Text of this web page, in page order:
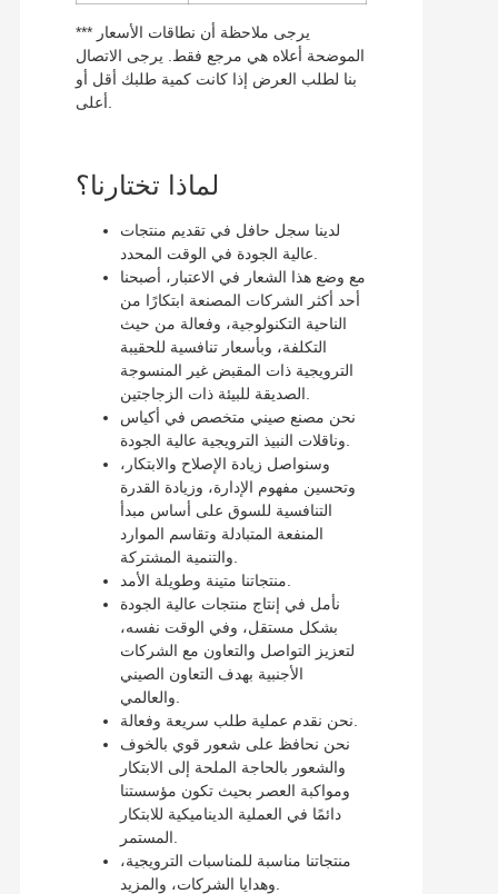
*** يرجى ملاحظة أن نطاقات الأسعار
الموضحة أعلاه هي مرجع فقط. يرجى الاتصال
بنا لطلب العرض إذا كانت كمية طلبك أقل أو
لماذا تختارنا؟
لدينا سجل حافل في تقديم منتجات
مع وضع هذا الشعار في الاعتبار، أصبحنا
أحد أكثر الشركات المصنعة ابتكارًا من
الناحية التكنولوجية، وفعالة من حيث
التكلفة، وبأسعار تنافسية للحقيبة
الترويجية ذات المقبض غير المنسوجة
نحن مصنع صيني متخصص في أكياس
وسنواصل زيادة الإصلاح والابتكار،
وتحسين مفهوم الإدارة، وزيادة القدرة
التنافسية للسوق على أساس مبدأ
المنفعة المتبادلة وتقاسم الموارد
نأمل في إنتاج منتجات عالية الجودة
بشكل مستقل، وفي الوقت نفسه،
لتعزيز التواصل والتعاون مع الشركات
الأجنبية بهدف التعاون الصيني
نحن نحافظ على شعور قوي بالخوف
والشعور بالحاجة الملحة إلى الابتكار
ومواكبة العصر بحيث تكون مؤسستنا
دائمًا في العملية الديناميكية للابتكار
منتجاتنا مناسبة للمناسبات الترويجية،